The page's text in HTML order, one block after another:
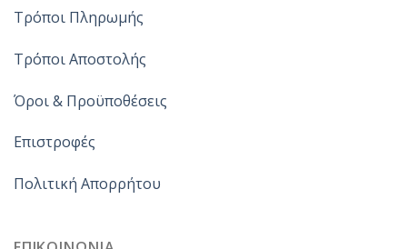
Τρόποι Πληρωμής
Τρόποι Αποστολής
Όροι & Προϋποθέσεις
Επιστροφές
Πολιτική Απορρήτου